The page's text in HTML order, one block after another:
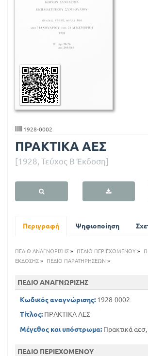
1928-0002
ΠΡΑΚΤΙΚΑ ΑΕΣ
[1928, Τεύχος Β Έκδοση]
Περιγραφή Ψηφιοποίηση
ΠΕΔΙΟ ΑΝΑΓΝΩΡΙΣΗΣ » ΠΕΔΙΟ ΠΕΡΙΕΧΟΜΕΝΟΥ »
ΕΚΔΟΣΗΣ » ΠΕΔΙΟ ΠΑΡΑΤΗΡΗΣΕΩΝ »
ΠΕΔΙΟ ΑΝΑΓΝΩΡΙΣΗΣ
Κωδικός αναγνώρισης: 1928-0002
Τίτλος: ΠΡΑΚΤΙΚΑ ΑΕΣ
Μέγεθος και υπόστρωμα: Πρακτικά
ΠΕΔΙΟ ΠΕΡΙΕΧΟΜΕΝΟΥ